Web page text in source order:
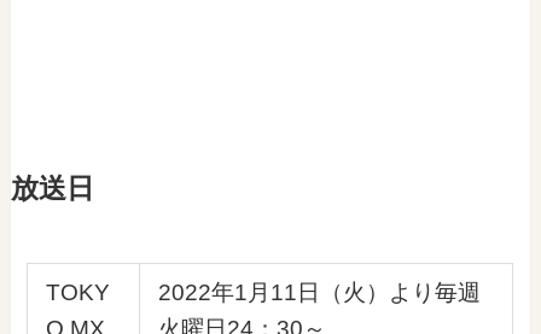
放送日
TOKY
O MX
2022年1月11日（火）より毎週
火曜日24：30～